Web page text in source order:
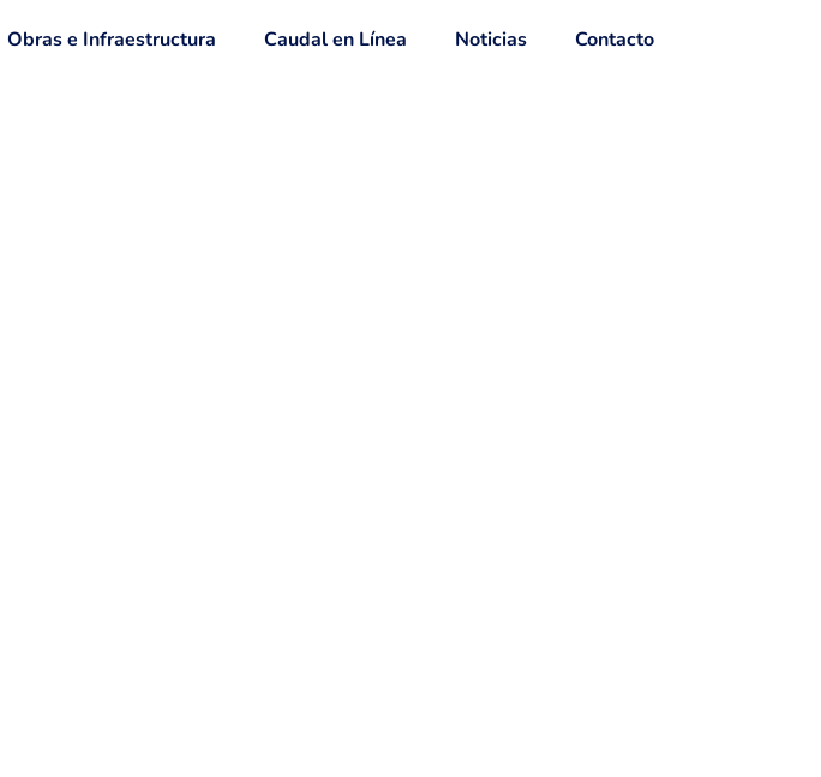
Obras e Infraestructura Caudal en Línea Noticias Contacto